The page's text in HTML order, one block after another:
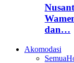
dan…
Akomodasi
Semua